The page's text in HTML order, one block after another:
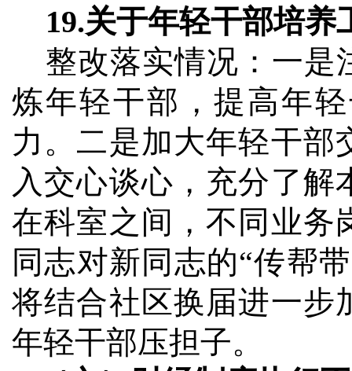
19.关于年轻干部培养
整改落实情况： 一是
炼年轻干部，提高年
力。二是加大年轻干部
入交心谈心，充分了解
在科室之间，不同业务
同志对新同志的“传帮
将结合社区换届进一步
年轻干部压担子。